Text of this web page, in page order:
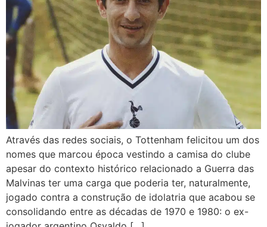
Através das redes sociais, o Tottenham felicitou um dos
nomes que marcou época vestindo a camisa do clube
apesar do contexto histórico relacionado a Guerra das
Malvinas ter uma carga que poderia ter, naturalmente,
jogado contra a construção de idolatria que acabou se
consolidando entre as décadas de 1970 e 1980: o ex-